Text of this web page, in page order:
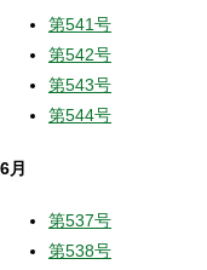
第541号
第542号
第543号
第544号
6月
第537号
第538号